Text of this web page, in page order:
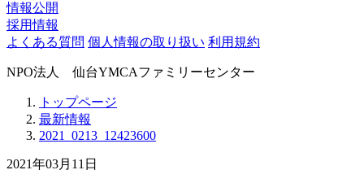
情報公開
採用情報
よくある質問 個人情報の取り扱い 利用規約
NPO法人 仙台YMCAファミリーセンター
トップページ
最新情報
2021_0213_12423600
2021年03月11日